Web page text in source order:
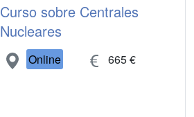
Curso sobre Centrales
Nucleares
Online 665 €